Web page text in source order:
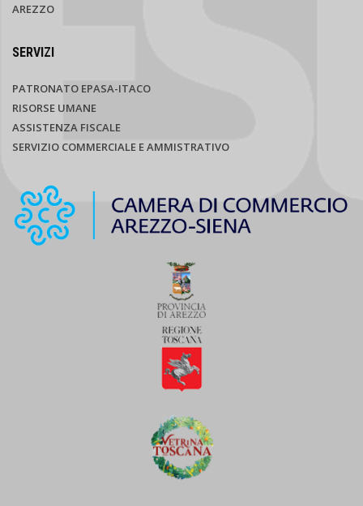
AREZZO
SERVIZI
PATRONATO EPASA-ITACO
RISORSE UMANE
ASSISTENZA FISCALE
SERVIZIO COMMERCIALE E AMMISTRATIVO